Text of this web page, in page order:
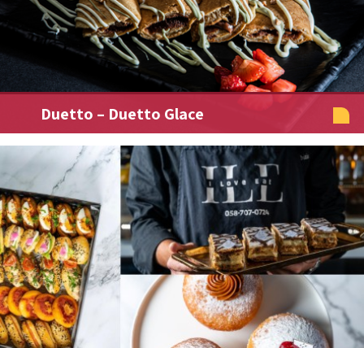
Duetto – Duetto Glace